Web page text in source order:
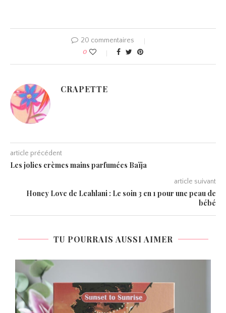
20 commentaires
0
CRAPETTE
article précédent
Les jolies crèmes mains parfumées Baïja
article suivant
Honey Love de Leahlani : Le soin 3 en 1 pour une peau de
bébé
TU POURRAIS AUSSI AIMER